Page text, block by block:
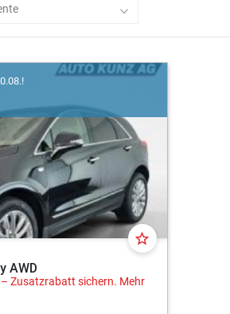
star_border
AWD
Zusatzrabatt sichern. Mehr